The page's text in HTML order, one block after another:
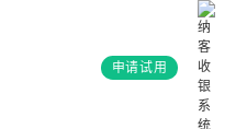
申请试用